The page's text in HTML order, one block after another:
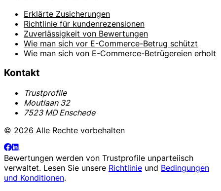
Erklärte Zusicherungen
Richtlinie für kundenrezensionen
Zuverlässigkeit von Bewertungen
Wie man sich vor E-Commerce-Betrug schützt
Wie man sich von E-Commerce-Betrügereien erholt
Kontakt
Trustprofile
Moutlaan 32
7523 MD Enschede
© 2026 Alle Rechte vorbehalten
Bewertungen werden von Trustprofile unparteiisch
verwaltet. Lesen Sie unsere Richtlinie und Bedingungen
und Konditionen.